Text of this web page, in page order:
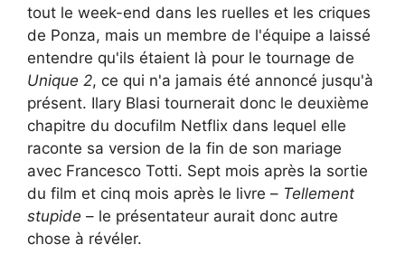
tout le week-end dans les ruelles et les criques
de Ponza, mais un membre de l'équipe a laissé
entendre qu'ils étaient là pour le tournage de
Unique 2, ce qui n'a jamais été annoncé jusqu'à
présent. Ilary Blasi tournerait donc le deuxième
chapitre du docufilm Netflix dans lequel elle
raconte sa version de la fin de son mariage
avec Francesco Totti. Sept mois après la sortie
du film et cinq mois après le livre – Tellement
stupide – le présentateur aurait donc autre
chose à révéler.